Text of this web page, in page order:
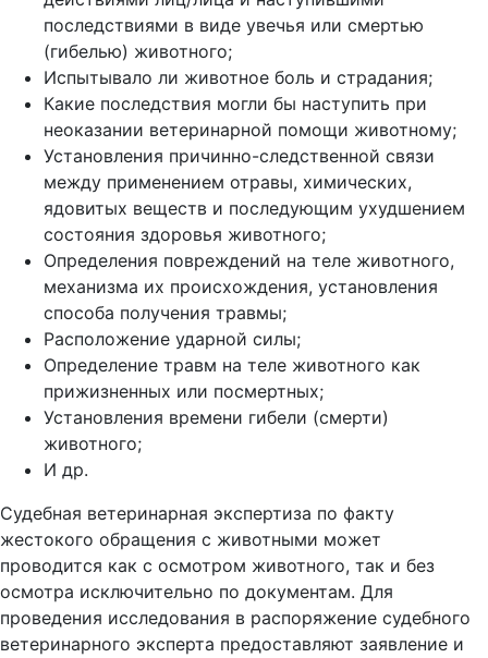
последствиями в виде увечья или смертью
(гибелью) животного;
Испытывало ли животное боль и страдания;
Какие последствия могли бы наступить при
неоказании ветеринарной помощи животному;
Установления причинно-следственной связи
между применением отравы, химических,
ядовитых веществ и последующим ухудшением
состояния здоровья животного;
Определения повреждений на теле животного,
механизма их происхождения, установления
способа получения травмы;
Расположение ударной силы;
Определение травм на теле животного как
прижизненных или посмертных;
Установления времени гибели (смерти)
животного;
И др.
Судебная ветеринарная экспертиза по факту
жестокого обращения с животными может
проводится как с осмотром животного, так и без
осмотра исключительно по документам. Для
проведения исследования в распоряжение судебного
ветеринарного эксперта предоставляют заявление и